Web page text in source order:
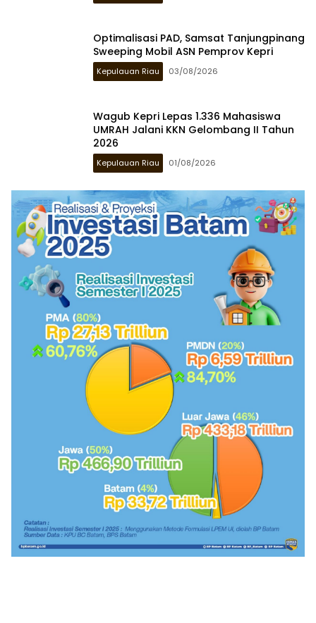
Optimalisasi PAD, Samsat Tanjungpinang
Sweeping Mobil ASN Pemprov Kepri
Kepulauan Riau 03/08/2026
Wagub Kepri Lepas 1.336 Mahasiswa
UMRAH Jalani KKN Gelombang II Tahun
2026
Kepulauan Riau 01/08/2026